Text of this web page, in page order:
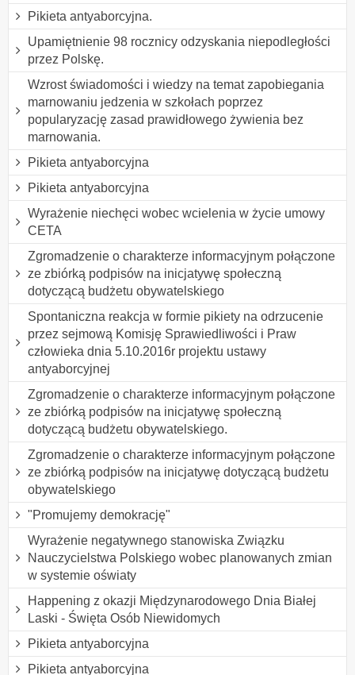
Pikieta antyaborcyjna.
Upamiętnienie 98 rocznicy odzyskania niepodległości
przez Polskę.
Wzrost świadomości i wiedzy na temat zapobiegania
marnowaniu jedzenia w szkołach poprzez
popularyzację zasad prawidłowego żywienia bez
marnowania.
Pikieta antyaborcyjna
Pikieta antyaborcyjna
Wyrażenie niechęci wobec wcielenia w życie umowy
CETA
Zgromadzenie o charakterze informacyjnym połączone
ze zbiórką podpisów na inicjatywę społeczną
dotyczącą budżetu obywatelskiego
Spontaniczna reakcja w formie pikiety na odrzucenie
przez sejmową Komisję Sprawiedliwości i Praw
człowieka dnia 5.10.2016r projektu ustawy
antyaborcyjnej
Zgromadzenie o charakterze informacyjnym połączone
ze zbiórką podpisów na inicjatywę społeczną
dotyczącą budżetu obywatelskiego.
Zgromadzenie o charakterze informacyjnym połączone
ze zbiórką podpisów na inicjatywę dotyczącą budżetu
obywatelskiego
"Promujemy demokrację"
Wyrażenie negatywnego stanowiska Związku
Nauczycielstwa Polskiego wobec planowanych zmian
w systemie oświaty
Happening z okazji Międzynarodowego Dnia Białej
Laski - Święta Osób Niewidomych
Pikieta antyaborcyjna
Pikieta antyaborcyjna